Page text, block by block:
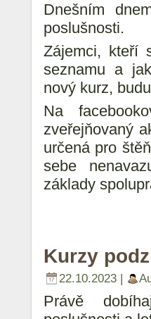
Dnešním
poslušnosti.
Zájemci, kteří
seznamu a
nový kurz,
Na
zveřejňovaný
určená pro
sebe
základy
Kurzy
22.10.2023 |
Právě